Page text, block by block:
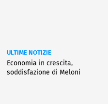
ULTIME NOTIZIE
Economia in crescita,
soddisfazione di Meloni